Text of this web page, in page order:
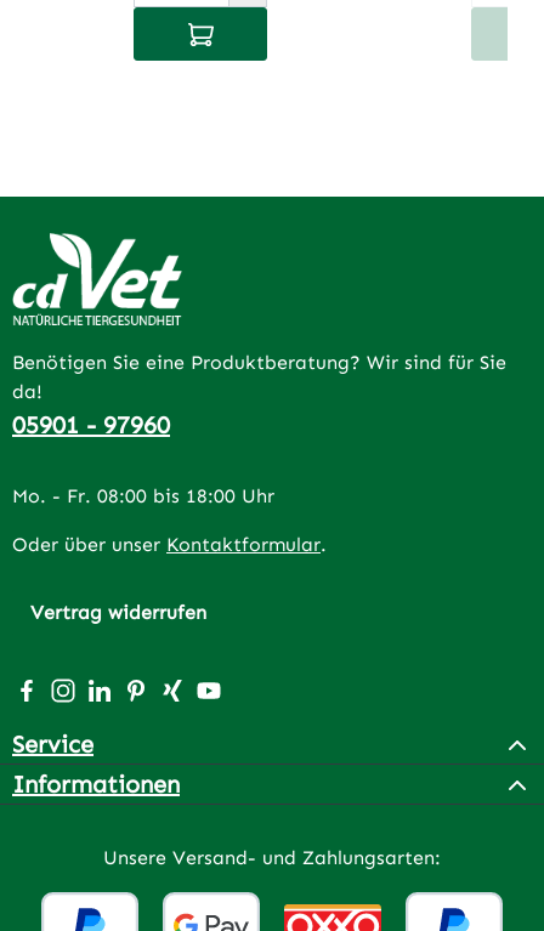
In den Warenkorb
Benötigen Sie eine Produktberatung? Wir sind für Sie
da!
05901 - 97960
Mo. - Fr. 08:00 bis 18:00 Uhr
Oder über unser Kontaktformular.
Vertrag widerrufen
Besuche uns auf Facebook – öffnet in neuem Tab
Schau auf Instagram vorbei – öffnet in neuem Tab
Vernetze dich mit uns auf LinkedIn – öffnet in
Lass dich auf Pinterest inspirieren – öffnet
Vernetze dich mit uns auf Xing – öffnet
Sieh dir unsere Videos auf YouTube
Service
Informationen
Unsere Versand- und Zahlungsarten: